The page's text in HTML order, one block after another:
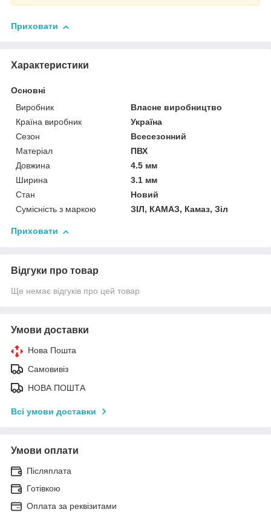
Приховати
Характеристики
Основні
Виробник
Власне виробництво
Країна виробник
Україна
Сезон
Всесезонний
Матеріал
ПВХ
Довжина
4.5 мм
Ширина
3.1 мм
Стан
Новий
Сумісність з маркою
ЗІЛ, КАМАЗ, Камаз, Зіл
Приховати
Відгуки про товар
Ще немає відгуків про цей товар
Умови доставки
Нова Пошта
Самовивіз
НОВА ПОШТА
Всі умови доставки
Умови оплати
Післяплата
Готівкою
Оплата за реквізитами